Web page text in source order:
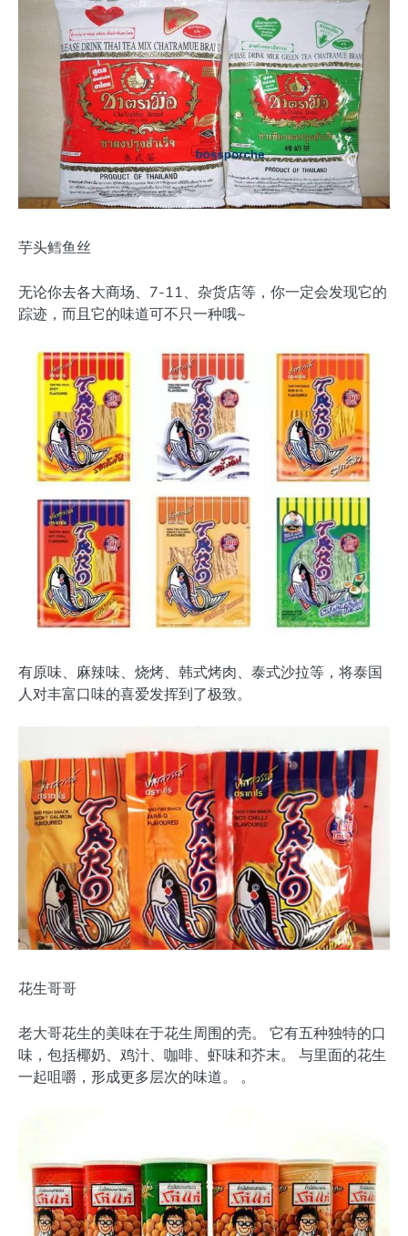
芋头鳕鱼丝
无论你去各大商场、7-11、杂货店等，你一定会发现它的
踪迹，而且它的味道可不只一种哦~
有原味、麻辣味、烧烤、韩式烤肉、泰式沙拉等，将泰国
人对丰富口味的喜爱发挥到了极致。
花生哥哥
老大哥花生的美味在于花生周围的壳。 它有五种独特的口
味，包括椰奶、鸡汁、咖啡、虾味和芥末。 与里面的花生
一起咀嚼，形成更多层次的味道。 。